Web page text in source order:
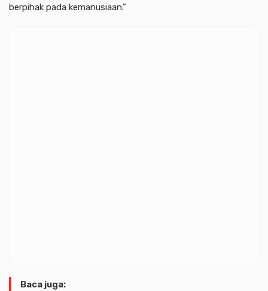
berpihak pada kemanusiaan.”
Baca juga: